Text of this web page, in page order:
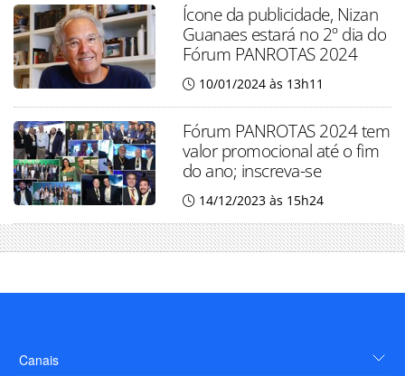
Ícone da publicidade, Nizan
Guanaes estará no 2º dia do
Fórum PANROTAS 2024
10/01/2024 às 13h11
Fórum PANROTAS 2024 tem
valor promocional até o fim
do ano; inscreva-se
14/12/2023 às 15h24
Canais